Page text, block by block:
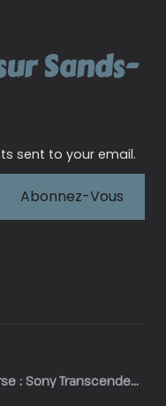
Sands-
sent to your email.
Abonnez-Vous
: Sony Transcende…